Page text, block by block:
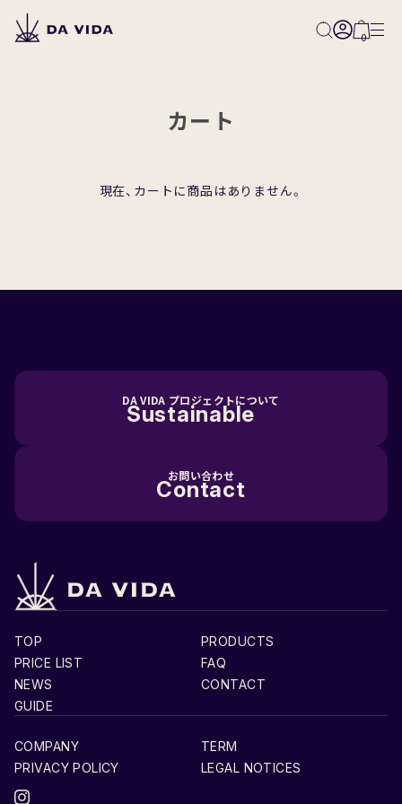
Competition
0
カート
現在、カートに商品はありません。
DA VIDA プロジェクトについて
Sustainable
お問い合わせ
Contact
TOP
PRODUCTS
PRICE LIST
FAQ
NEWS
CONTACT
GUIDE
COMPANY
TERM
PRIVACY POLICY
LEGAL NOTICES